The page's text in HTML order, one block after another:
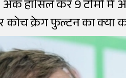
अंक हासिल कर 9 टीमों
कोच क्रेग फुल्टन का क्या